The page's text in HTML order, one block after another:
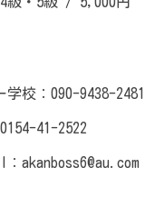
学校：090-9438-
0154-41-2522
akanboss6@au.com